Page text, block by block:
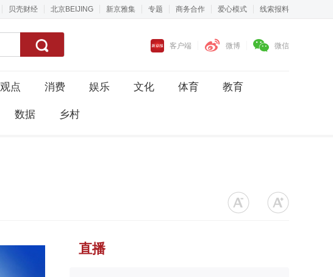
贝壳财经 北京BEIJING 新京雅集 专题 商务合作 爱心模式 线索报料
客户端 微博 微信
观点 消费 娱乐 文化 体育 教育
数据 乡村
直播